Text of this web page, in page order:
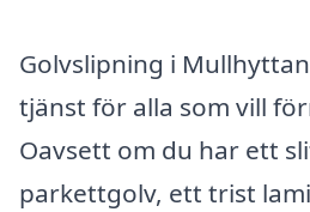
Golvslipning i
tjänst för alla som vill
Oavsett om du har ett
parkettgolv, ett trist